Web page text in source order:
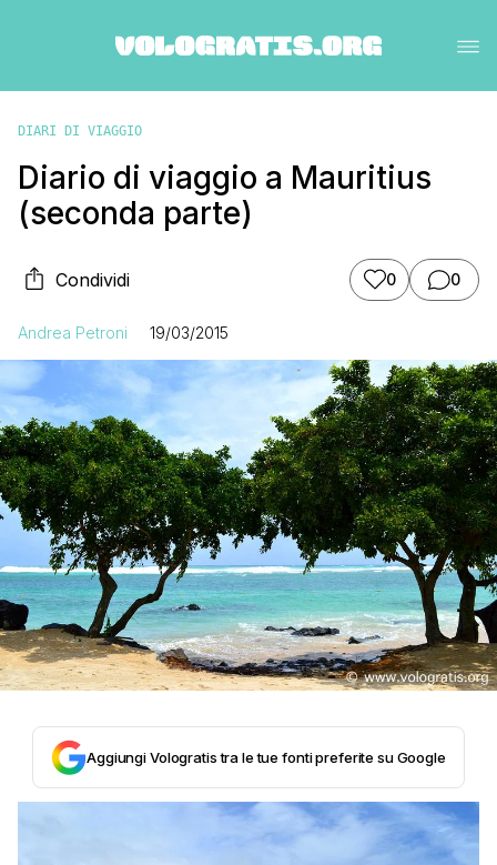
DIARI DI VIAGGIO
Diario di viaggio a Mauritius
(seconda parte)
Condividi 0 0
Andrea Petroni 19/03/2015
Aggiungi Vologratis tra le tue fonti preferite su Google